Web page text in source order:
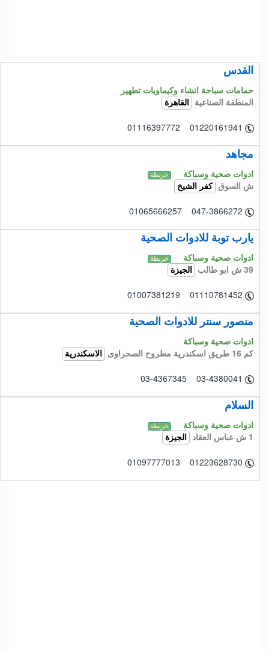
القدس
حمامات سباحة انشاء وكيماويات تطهير
المنطقة الصناعية
القاهرة
01116397772 01220161941
مجاهد
ادوات صحية وسباكة خريطة
ش السوق كفر الشيخ
01065666257 047-3866272
يارب توبة للادوات الصحية
ادوات صحية وسباكة خريطة
39 ش ابو طالب الجيزة
01007381219 01110781452
منصور سنتر للادوات الصحية
ادوات صحية وسباكة
كم 16 طريق اسكندرية مطروح الصحراوى
الاسكندرية
03-4367345 03-4380041
السلام
ادوات صحية وسباكة خريطة
1 ش عباس العقاد الجيزة
01097777013 01223628730